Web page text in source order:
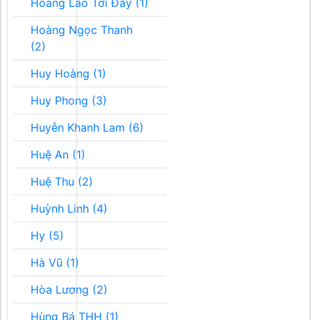
Hoàng Lão Tới Đây (1)
Hoàng Ngọc Thanh
(2)
Huy Hoàng (1)
Huy Phong (3)
Huyễn Khanh Lam (6)
Huệ An (1)
Huệ Thu (2)
Huỳnh Linh (4)
Hy (5)
Hà Vũ (1)
Hòa Lương (2)
Hùng Bá THH (1)